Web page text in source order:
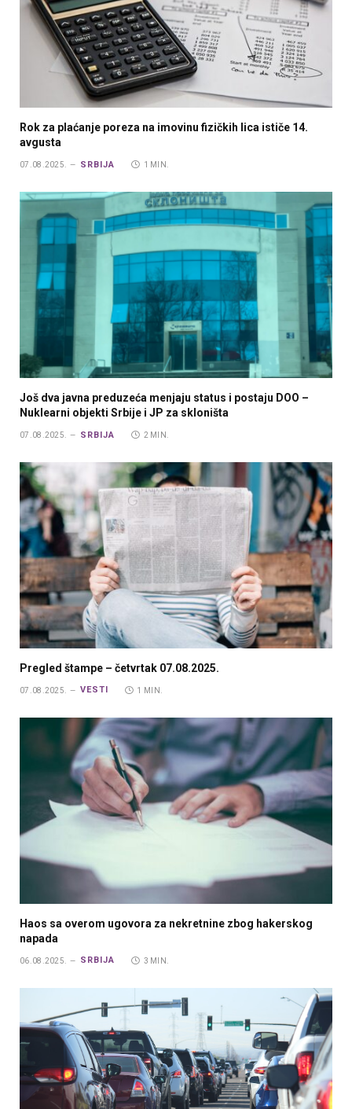
Rok za plaćanje poreza na imovinu fizičkih lica ističe 14.
avgusta
07.08.2025. SRBIJA 1 MIN.
Još dva javna preduzeća menjaju status i postaju DOO –
Nuklearni objekti Srbije i JP za skloništa
07.08.2025. SRBIJA 2 MIN.
Pregled štampe – četvrtak 07.08.2025.
07.08.2025. VESTI 1 MIN.
Haos sa overom ugovora za nekretnine zbog hakerskog
napada
06.08.2025. SRBIJA 3 MIN.